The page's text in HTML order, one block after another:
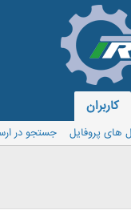
کاربران
های پروفایل
جستجو در